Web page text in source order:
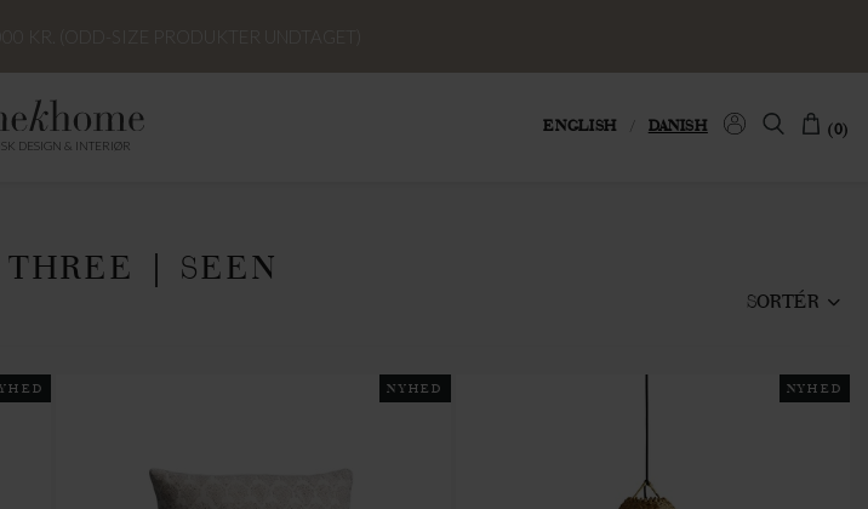
DESIGN & INTERIØR
(0)
ENGLISH DANISH
THREE | SEEN
SORTÉR
NYHED NYHED